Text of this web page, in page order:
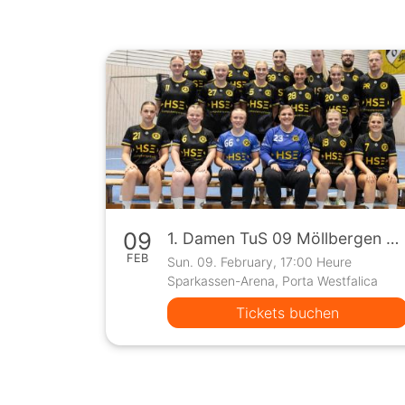
09
FEB
1. Damen TuS 09 Möllbergen vs FC Vorwärts Wettringen (Oberliga)
Sun. 09. February, 17:00 Heure
Sparkassen-Arena, Porta Westfalica
Tickets buchen